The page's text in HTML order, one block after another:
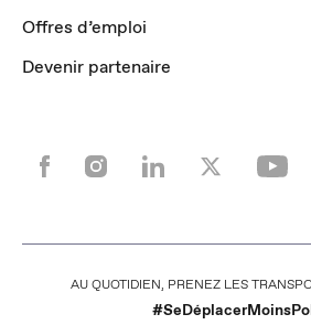
Offres d’emploi
Devenir partenaire
POUR LES TRAJETS COURTS, PRIVILÉGIEZ